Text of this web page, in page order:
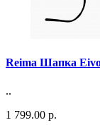
Reima Шапка
..
1 799.00 р.